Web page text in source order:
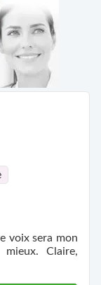
voix sera mon
Claire,